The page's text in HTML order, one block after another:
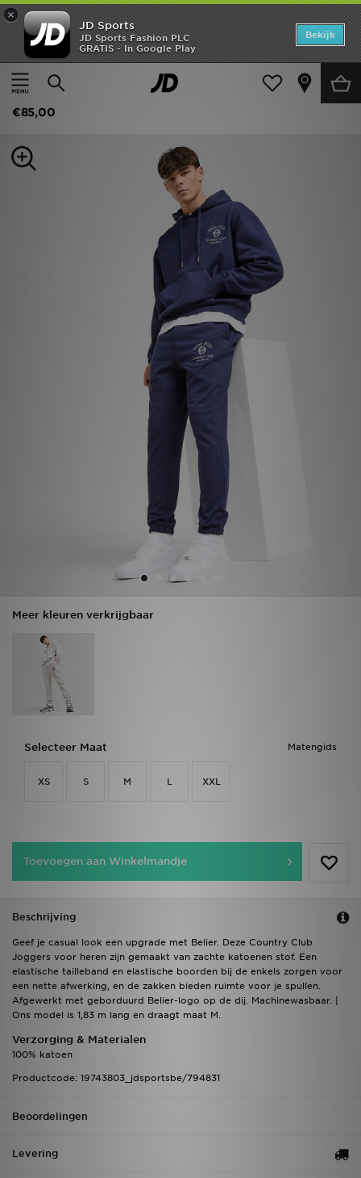
×
JD Sports
JD Sports Fashion PLC
GRATIS - In Google Play
Bekijk
Thuis
Heren Herenkleding Joggingbroeken
Belier Country Club Joggers
€85,00
Meer kleuren verkrijgbaar
Matengids
Selecteer Maat
XS S M L XXL
Toevoegen aan Winkelmandje
Beschrijving
Geef je casual look een upgrade met Belier. Deze Country Club
Joggers voor heren zijn gemaakt van zachte katoenen stof. Een
elastische tailleband en elastische boorden bij de enkels zorgen voor
een nette afwerking, en de zakken bieden ruimte voor je spullen.
Afgewerkt met geborduurd Belier-logo op de dij. Machinewasbaar. |
Ons model is 1,83 m lang en draagt maat M.
Verzorging & Materialen
100% katoen
Productcode: 19743803_jdsportsbe/794831
Beoordelingen
Levering
Home
Offers
Dames